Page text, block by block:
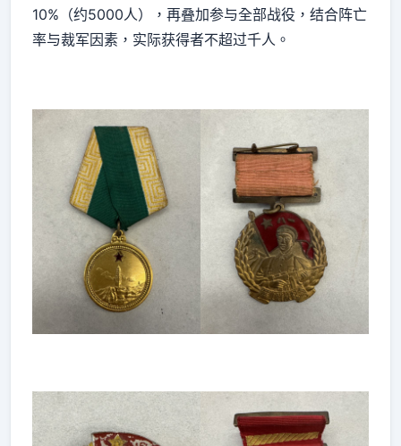
10%（约5000人），再叠加参与全部战役，结合阵亡
率与裁军因素，实际获得者不超过千人。